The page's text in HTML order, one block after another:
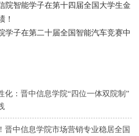
院智能学子在第十四届全国大学生金
！
学子在第二十届全国智能汽车竞赛中
化：晋中信息学院“四位一体双院制”
晋中信息学院市场营销专业稳居全国